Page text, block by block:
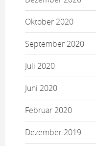
Oktober 2020
September 2020
Juli 2020
Juni 2020
Februar 2020
Dezember 2019